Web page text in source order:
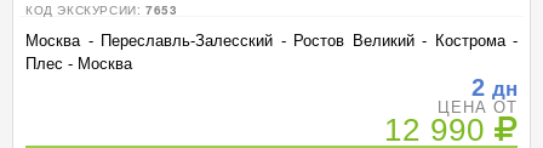
КОД ЭКСКУРСИИ: 7653
Москва - Переславль-Залесский - Ростов Великий - Кострома -
Плес - Москва
2 дн
ЦЕНА ОТ
12 990